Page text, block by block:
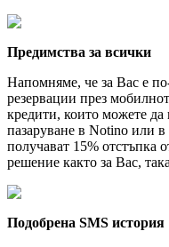
Предимства за всички
Напомняме, че за Вас е
резервации през
кредити, които можете да
пазаруване в Notino или
получават 15% отстъпка
решение както за Вас,
Подобрена SMS история